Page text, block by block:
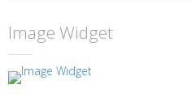
Image Widget